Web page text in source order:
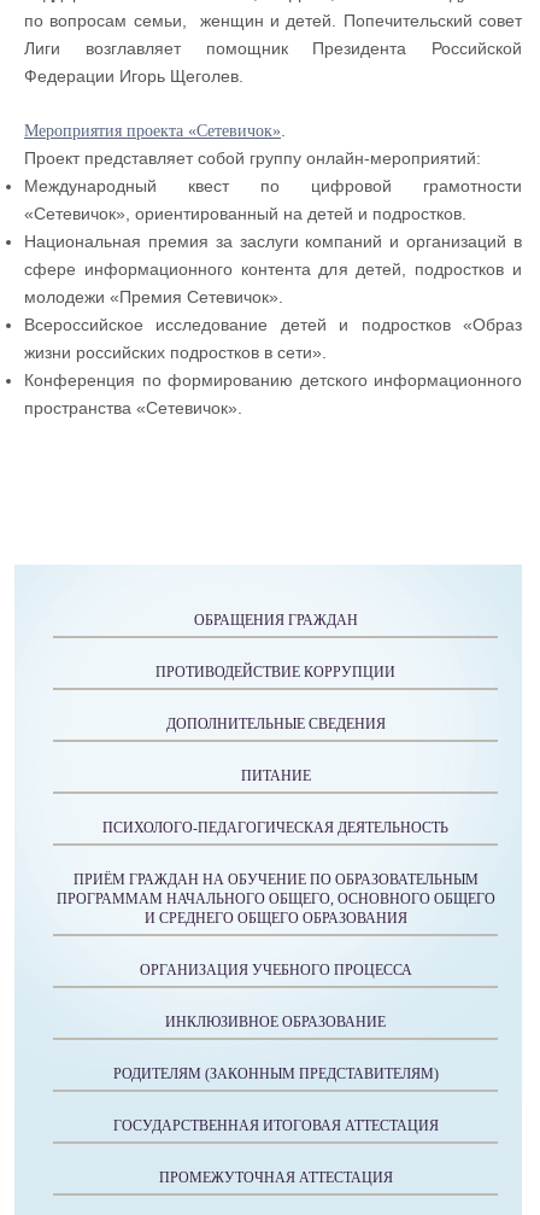
по вопросам семьи, женщин и детей. Попечительский совет
Лиги возглавляет помощник Президента Российской
Федерации Игорь Щеголев.
Мероприятия проекта «Сетевичок»
Проект представляет собой группу онлайн-мероприятий:
Международный квест по цифровой грамотности
«Сетевичок», ориентированный на детей и подростков.
Национальная премия за заслуги компаний и организаций в
сфере информационного контента для детей, подростков и
молодежи «Премия Сетевичок».
Всероссийское исследование детей и подростков «Образ
жизни российских подростков в сети».
Конференция по формированию детского информационного
пространства «Сетевичок».
ОБРАЩЕНИЯ ГРАЖДАН
ПРОТИВОДЕЙСТВИЕ КОРРУПЦИИ
ДОПОЛНИТЕЛЬНЫЕ СВЕДЕНИЯ
ПИТАНИЕ
ПСИХОЛОГО-ПЕДАГОГИЧЕСКАЯ ДЕЯТЕЛЬНОСТЬ
ПРИЁМ ГРАЖДАН НА ОБУЧЕНИЕ ПО ОБРАЗОВАТЕЛЬНЫМ
ПРОГРАММАМ НАЧАЛЬНОГО ОБЩЕГО, ОСНОВНОГО ОБЩЕГО
И СРЕДНЕГО ОБЩЕГО ОБРАЗОВАНИЯ
ОРГАНИЗАЦИЯ УЧЕБНОГО ПРОЦЕССА
ИНКЛЮЗИВНОЕ ОБРАЗОВАНИЕ
РОДИТЕЛЯМ (ЗАКОННЫМ ПРЕДСТАВИТЕЛЯМ)
ГОСУДАРСТВЕННАЯ ИТОГОВАЯ АТТЕСТАЦИЯ
ПРОМЕЖУТОЧНАЯ АТТЕСТАЦИЯ